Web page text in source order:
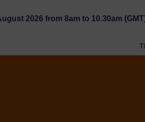
2026 from 8am to 10.30am